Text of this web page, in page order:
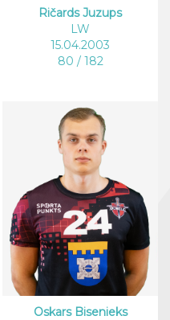
Ričards Juzups
LW
15.04.2003
80 / 182
Oskars Bisenieks